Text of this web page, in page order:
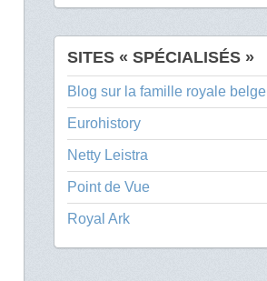
SITES « SPÉCIALISÉS »
Blog sur la famille royale belge
Eurohistory
Netty Leistra
Point de Vue
Royal Ark